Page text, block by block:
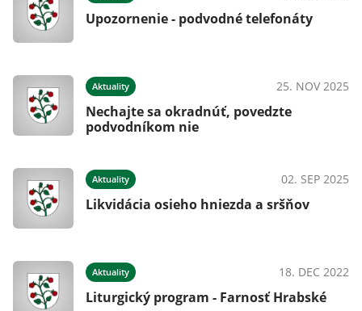
Upozornenie - podvodné telefonáty
Aktuality 25. NOV 2025
Nechajte sa okradnúť, povedzte
podvodníkom nie
Aktuality 02. SEP 2025
Likvidácia osieho hniezda a sršňov
Aktuality 18. DEC 2022
Liturgický program - Farnosť Hrabské